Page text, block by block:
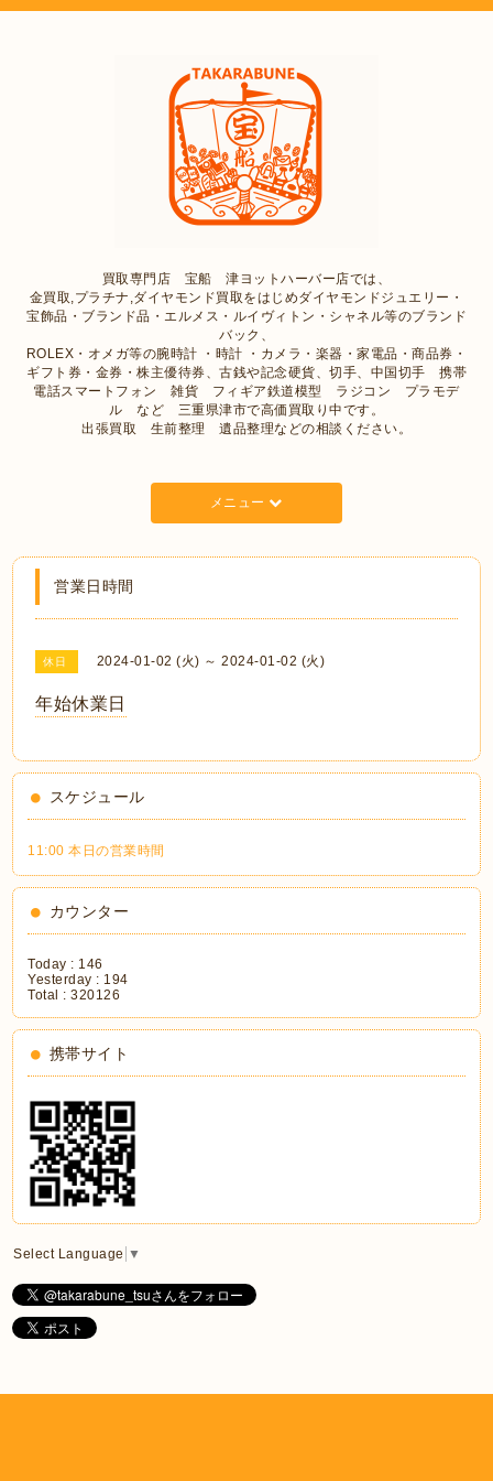
買取専門店 宝船 津ヨットハーバー店では、
金買取,プラチナ,ダイヤモンド買取をはじめダイヤモンドジュエリー・
宝飾品・ブランド品・エルメス・ルイヴィトン・シャネル等のブランド
バック、
ROLEX・オメガ等の腕時計 ・時計 ・カメラ・楽器・家電品・商品券・
ギフト券・金券・株主優待券、古銭や記念硬貨、切手、中国切手 携帯
電話スマートフォン 雑貨 フィギア鉄道模型 ラジコン プラモデ
ル など 三重県津市で高価買取り中です。
出張買取 生前整理 遺品整理などの相談ください。
メニュー
営業日時間
休日 2024-01-02 (火) ～ 2024-01-02 (火)
年始休業日
スケジュール
11:00 本日の営業時間
カウンター
Today : 146
Yesterday : 194
Total :320126
携帯サイト
Select Language ▼